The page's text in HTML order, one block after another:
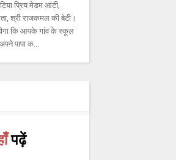
प्रिय मेडम आंटी,
श्री राजकमल की बेटी।
कि आपके गांव के स्‍कूल
पापा क...
पढ़ें